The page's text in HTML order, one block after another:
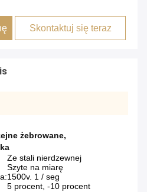
Skontaktuj się teraz
żebrowane,
Ze stali nierdzewnej
Szyte na miarę
1500v. 1 / seg
5 procent, -10 procent